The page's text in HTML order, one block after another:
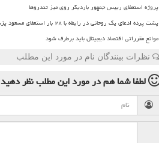
پروژه استعفای رییس جمهور باردیگر روی میز تندروها
پشت پرده ادعای یک روحانی در رابطه با ۲۸ بار استعفای مسعود پزشکیان
موانع مقرراتی اقتصاد دیجیتال باید برطرف شود
نظرات بینندگان نام در مورد این مطلب
لطفا شما همدر مورد این مطلبنظر دهید